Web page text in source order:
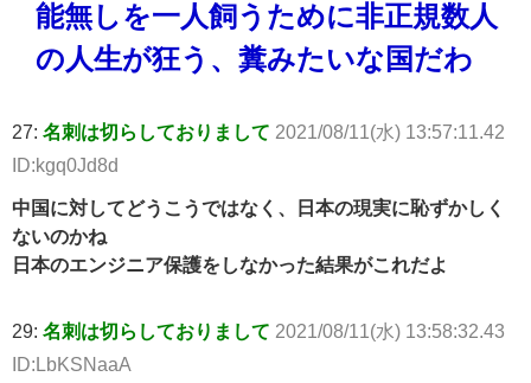
能無しを一人飼うために非正規数人
の人生が狂う、糞みたいな国だわ
27: 名刺は切らしておりまして 2021/08/11(水) 13:57:11.42
ID:kgq0Jd8d
中国に対してどうこうではなく、日本の現実に恥ずかしく
ないのかね
日本のエンジニア保護をしなかった結果がこれだよ
29: 名刺は切らしておりまして 2021/08/11(水) 13:58:32.43
ID:LbKSNaaA